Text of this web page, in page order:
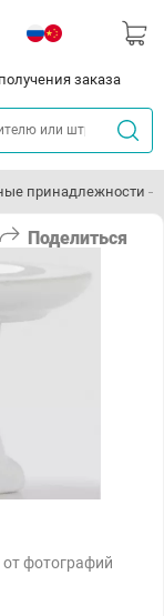
заказа
принадлежности
Поделиться
фотографий